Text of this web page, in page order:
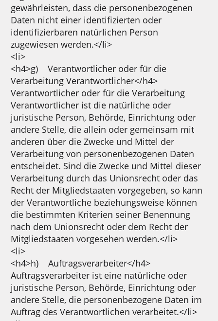
gewährleisten, dass die personenbezogenen
Daten nicht einer identifizierten oder
identifizierbaren natürlichen Person
zugewiesen werden.</li>
<li>
<h4>g) Verantwortlicher oder für die
Verarbeitung Verantwortlicher</h4>
Verantwortlicher oder für die Verarbeitung
Verantwortlicher ist die natürliche oder
juristische Person, Behörde, Einrichtung oder
andere Stelle, die allein oder gemeinsam mit
anderen über die Zwecke und Mittel der
Verarbeitung von personenbezogenen Daten
entscheidet. Sind die Zwecke und Mittel dieser
Verarbeitung durch das Unionsrecht oder das
Recht der Mitgliedstaaten vorgegeben, so kann
der Verantwortliche beziehungsweise können
die bestimmten Kriterien seiner Benennung
nach dem Unionsrecht oder dem Recht der
Mitgliedstaaten vorgesehen werden.</li>
<li>
<h4>h) Auftragsverarbeiter</h4>
Auftragsverarbeiter ist eine natürliche oder
juristische Person, Behörde, Einrichtung oder
andere Stelle, die personenbezogene Daten im
Auftrag des Verantwortlichen verarbeitet.</li>